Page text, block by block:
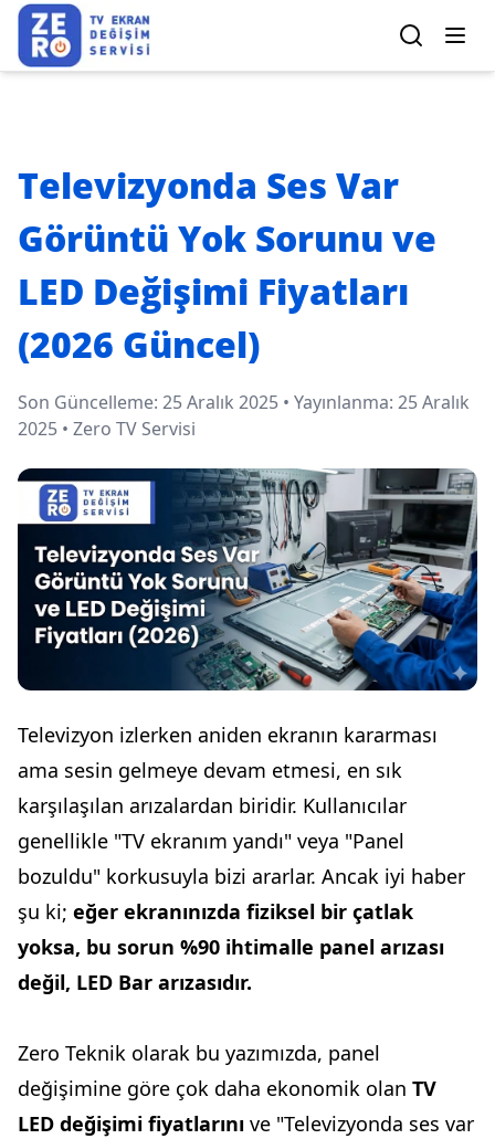
Televizyonda Ses Var
Görüntü Yok Sorunu ve
LED Değişimi Fiyatları
(2026 Güncel)
Son Güncelleme: 25 Aralık 2025 • Yayınlanma: 25 Aralık
2025 • Zero TV Servisi
Televizyon izlerken aniden ekranın kararması
ama sesin gelmeye devam etmesi, en sık
karşılaşılan arızalardan biridir. Kullanıcılar
genellikle "TV ekranım yandı" veya "Panel
bozuldu" korkusuyla bizi ararlar. Ancak iyi haber
şu ki; eğer ekranınızda fiziksel bir çatlak
yoksa, bu sorun %90 ihtimalle panel arızası
değil, LED Bar arızasıdır.
Zero Teknik olarak bu yazımızda, panel
değişimine göre çok daha ekonomik olan TV
LED değişimi fiyatlarını ve "Televizyonda ses var